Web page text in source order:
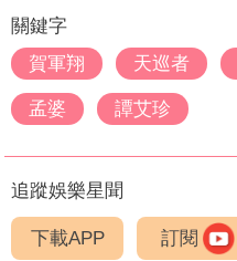
關鍵字
賀軍翔
天巡者
孟婆 譚艾珍
追蹤娛樂星聞
下載APP 訂閱